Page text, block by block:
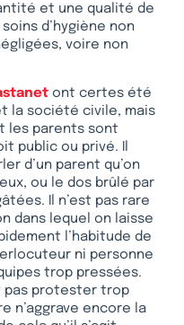
et une qualité de
d’hygiène non
voire non
ont certes été
la société civile, mais
les parents sont
public ou privé. Il
d’un parent qu’on
ou le dos brûlé par
Il n’est pas rare
dans lequel on laisse
l’habitude de
ni personne
trop pressées.
pas protester trop
n’aggrave encore la